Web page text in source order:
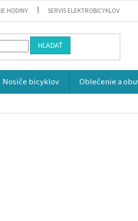
HODINY SERVIS ELEKTROBICYKLOV
HĽADAŤ
Nosiče bicyklov Oblečenie a